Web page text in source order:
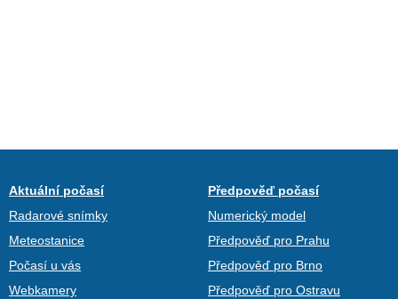
Aktuální počasí
Radarové snímky
Meteostanice
Počasí u vás
Webkamery
Předpověď počasí
Numerický model
Předpověď pro Prahu
Předpověď pro Brno
Předpověď pro Ostravu